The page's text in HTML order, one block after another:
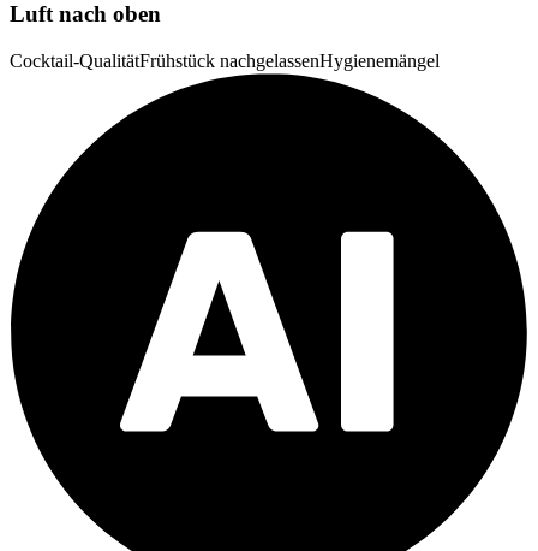
Luft nach oben
Cocktail-QualitätFrühstück nachgelassenHygienemängel